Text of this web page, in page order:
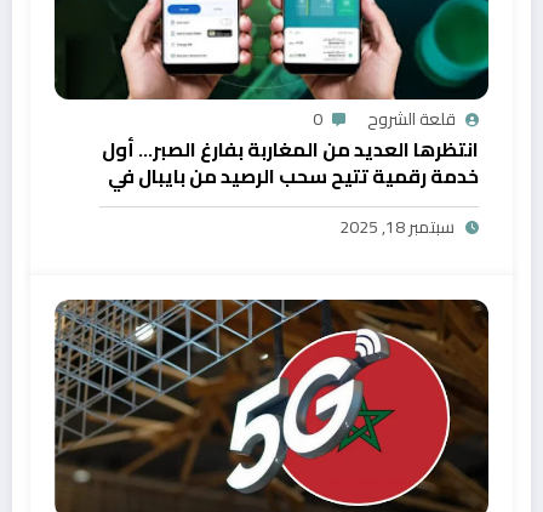
قلعة الشروح 0
انتظرها العديد من المغاربة بفارغ الصبر… أول
خدمة رقمية تتيح سحب الرصيد من بايبال في
المغرب
سبتمبر 18, 2025